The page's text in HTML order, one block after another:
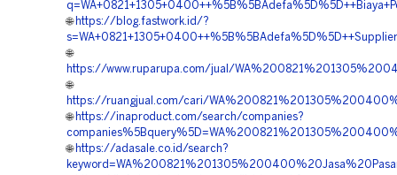
🌐 https://blog.fastwork.id/?
🌐
https://www.ruparupa.com/jual/
🌐
https://ruangjual.com/cari/
🌐 https://inaproduct.com/search/companies?
🌐 https://adasale.co.id/search?